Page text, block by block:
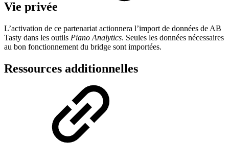
Vie privée
L’activation de ce partenariat actionnera l’import de données de AB
Tasty dans les outils Piano Analytics. Seules les données nécessaires
au bon fonctionnement du bridge sont importées.
Ressources additionnelles